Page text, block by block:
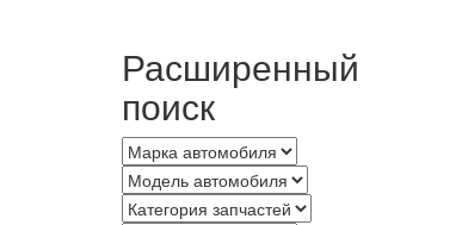
Расширенный
поиск